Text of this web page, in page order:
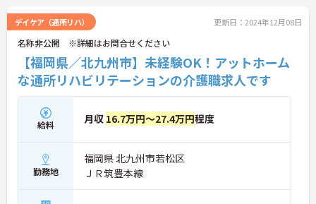
デイケア（通所リハ） 更新日：2024年12月08日
名称非公開 ※詳細はお問合せください
【福岡県／北九州市】未経験OK！アットホーム
な通所リハビリテーションの介護職求人です
給料 月収 16.7万円～27.4万円程度
勤務地
福岡県 北九州市若松区
ＪＲ筑豊本線